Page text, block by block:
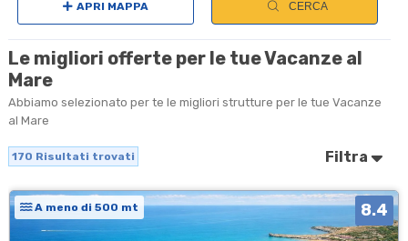
APRI MAPPA CERCA
Le migliori offerte per le tue Vacanze al
Mare
Abbiamo selezionato per te le migliori strutture per le tue Vacanze
al Mare
170 Risultati trovati Filtra
A meno di 500 mt 8.4